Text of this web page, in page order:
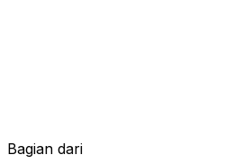
Bagian dari